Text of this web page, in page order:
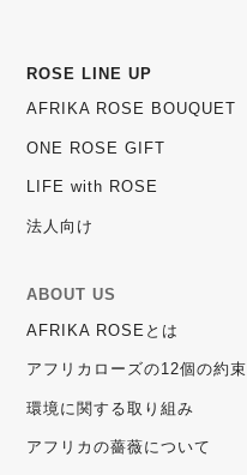
ROSE LINE UP
AFRIKA ROSE BOUQUET
ONE ROSE GIFT
LIFE with ROSE
法人向け
ABOUT US
AFRIKA ROSEとは
アフリカローズの12個の約束
環境に関する取り組み
アフリカの薔薇について